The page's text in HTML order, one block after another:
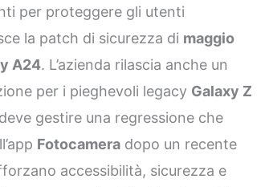
per proteggere gli utenti
la patch di sicurezza di maggio
A24. L’azienda rilascia anche un
per i pieghevoli legacy Galaxy Z
gestire una regressione che
Fotocamera dopo un recente
accessibilità, sicurezza e